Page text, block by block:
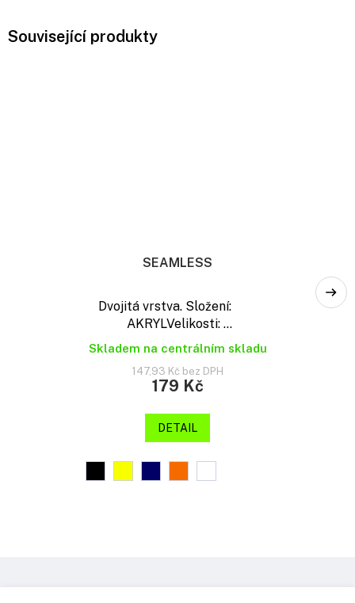
Související produkty
SEAMLESS
Dvojitá vrstva. Složení:
AKRYLVelikosti: ...
Skladem na centrálním skladu
147,93 Kč bez DPH
179 Kč
DETAIL